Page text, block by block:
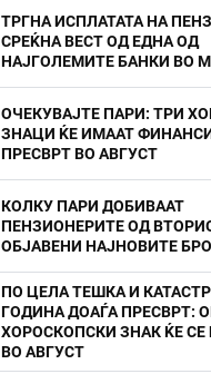
ТРГНА ИСПЛАТАТА НА
СРЕЌНА ВЕСТ ОД ЕДНА ОД
НАЈГОЛЕМИТЕ БАНКИ ВО
ОЧЕКУВАЈТЕ ПАРИ: ТРИ
ЗНАЦИ ЌЕ ИМААТ
ПРЕСВРТ ВО АВГУСТ
КОЛКУ ПАРИ ДОБИВААТ
ПЕНЗИОНЕРИТЕ ОД
ОБЈАВЕНИ НАЈНОВИТЕ
ПО ЦЕЛА ТЕШКА И
ГОДИНА ДОАЃА ПРЕСВРТ:
ХОРОСКОПСКИ ЗНАК ЌЕ СЕ
ВО АВГУСТ